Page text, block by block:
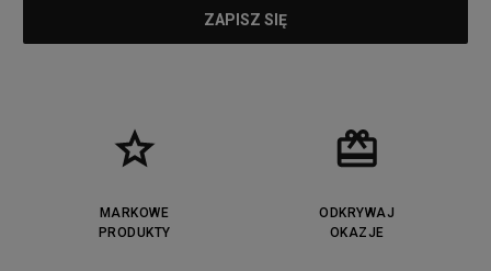
MARKOWE
PRODUKTY
ODKRYWAJ
OKAZJE